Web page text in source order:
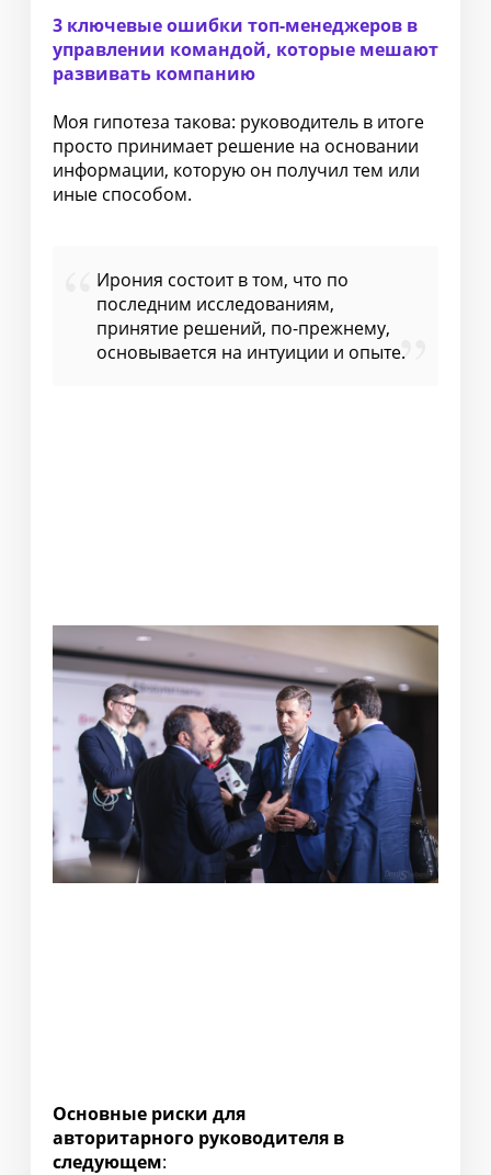
3 ключевые ошибки топ-менеджеров в
управлении командой, которые мешают
развивать компанию
Моя гипотеза такова: руководитель в итоге
просто принимает решение на основании
информации, которую он получил тем или
иные способом.
Ирония состоит в том, что по
последним исследованиям,
принятие решений, по-прежнему,
основывается на интуиции и опыте.
Основные риски для
авторитарного руководителя в
следующем: